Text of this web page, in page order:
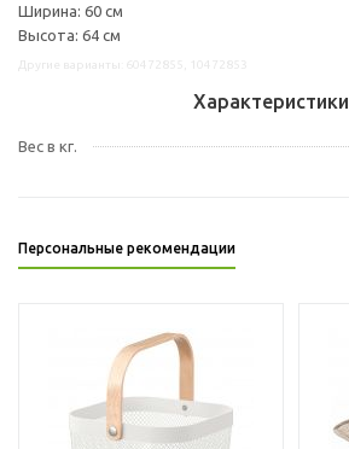
Ширина: 60 см
Высота: 64 см
Характеристики
Вес в кг.
Персональные рекомендации